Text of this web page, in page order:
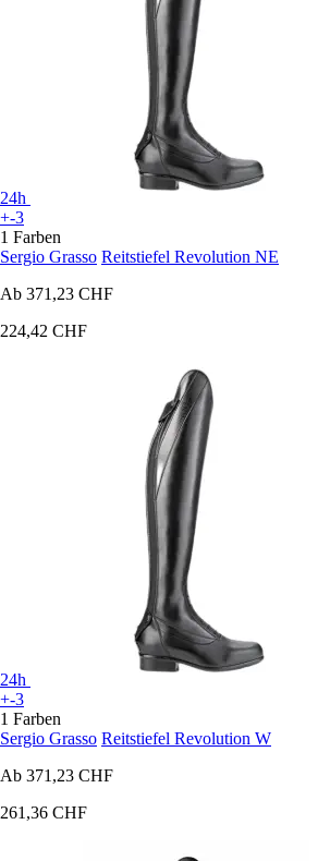
24h
+-3
1 Farben
Sergio Grasso Reitstiefel Revolution NE
Ab 371,23 CHF
224,42 CHF
24h
+-3
1 Farben
Sergio Grasso Reitstiefel Revolution W
Ab 371,23 CHF
261,36 CHF